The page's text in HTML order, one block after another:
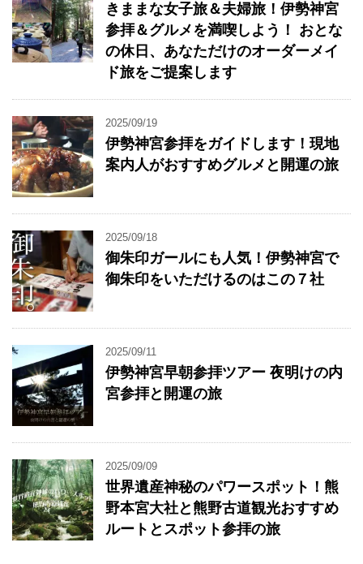
きままな女子旅＆夫婦旅！伊勢神宮
参拝＆グルメを満喫しよう！ おとな
の休日、あなただけのオーダーメイ
ド旅をご提案します
2025/09/19
伊勢神宮参拝をガイドします！現地
案内人がおすすめグルメと開運の旅
2025/09/18
御朱印ガールにも人気！伊勢神宮で
御朱印をいただけるのはこの７社
2025/09/11
伊勢神宮早朝参拝ツアー 夜明けの内
宮参拝と開運の旅
2025/09/09
世界遺産神秘のパワースポット！熊
野本宮大社と熊野古道観光おすすめ
ルートとスポット参拝の旅